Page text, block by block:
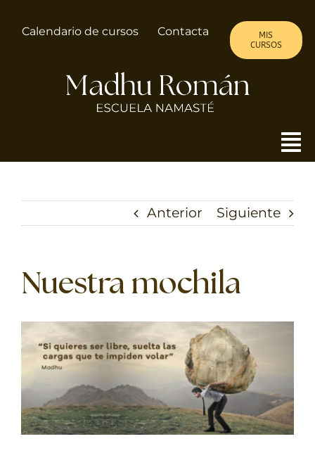
Calendario de cursos Contacta
MIS
CURSOS
ALMA DE MUJER
CURSOS
TERAPIAS
RETIROS
GRATIS
Anterior Siguiente
Nuestra mochila